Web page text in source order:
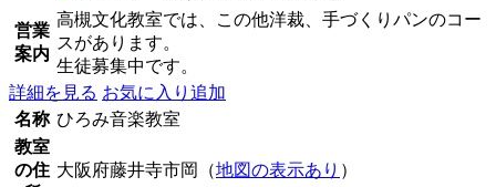
営業
案内
高槻文化教室では、この他洋裁、手づくりパンのコー
スがあります。
生徒募集中です。
詳細を見る お気に入り追加
名称 ひろみ音楽教室
教室
の住 大阪府藤井寺市岡（地図の表示あり ）